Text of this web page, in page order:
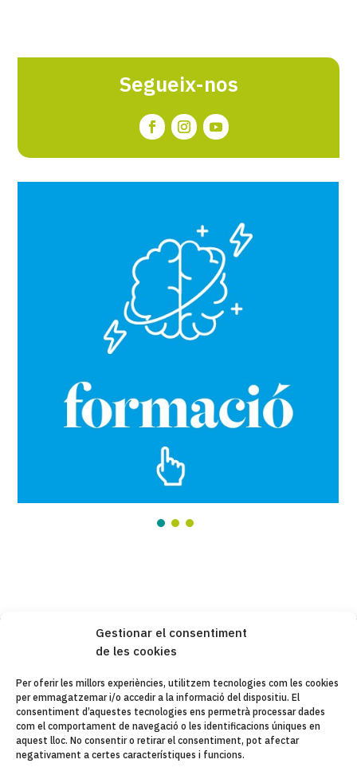
Gestionar el consentiment
de les cookies
Per oferir les millors experiències, utilitzem tecnologies com les cookies
per emmagatzemar i/o accedir a la informació del dispositiu. El
consentiment d’aquestes tecnologies ens permetrà processar dades
com el comportament de navegació o les identificacions úniques en
aquest lloc. No consentir o retirar el consentiment, pot afectar
negativament a certes característiques i funcions.
Segueix-nos
Copyleft 2025Itaka-Escolapios
AVÍS LEGAL
POLÍTICA DE PRIVACITAT